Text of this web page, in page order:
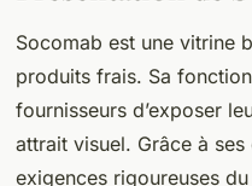
Socomab est une vitrine
produits frais. Sa
fournisseurs d’exposer
attrait visuel. Grâce à
exigences rigoureuses